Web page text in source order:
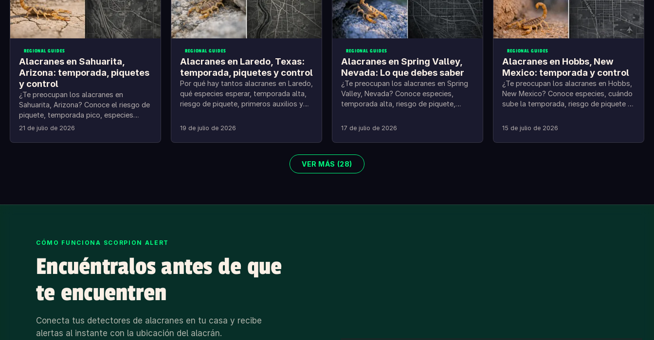
REGIONAL GUIDES
Alacranes en Sahuarita,
Arizona: temporada, piquetes
y control
¿Te preocupan los alacranes en
Sahuarita, Arizona? Conoce el riesgo de
piquete, temporada pico, especies
probables y prevención en casa.
21 de julio de 2026
REGIONAL GUIDES
Alacranes en Laredo, Texas:
temporada, piquetes y control
Por qué hay tantos alacranes en Laredo,
qué especies esperar, temporada alta,
riesgo de piquete, primeros auxilios y
19 de julio de 2026
REGIONAL GUIDES
Alacranes en Spring Valley,
Nevada: Lo que debes saber
¿Te preocupan los alacranes en Spring
Valley, Nevada? Conoce especies,
temporada alta, riesgo de piquete,
17 de julio de 2026
REGIONAL GUIDES
Alacranes en Hobbs, New
Mexico: temporada y control
¿Te preocupan los alacranes en Hobbs,
New Mexico? Conoce especies, cuándo
sube la temporada, riesgo de piquete y
15 de julio de 2026
VER MÁS (28)
CÓMO FUNCIONA SCORPION ALERT
Encuéntralos antes de que
te encuentren
Conecta tus detectores de alacranes en tu casa y recibe
alertas al instante con la ubicación del alacrán.